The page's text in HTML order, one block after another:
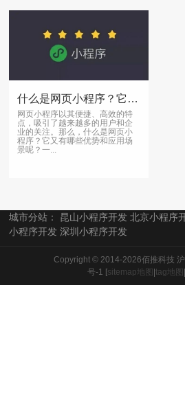
什么是网页小程序？它又有哪些优势和应用场景？
网页小程序以其便捷、高效的特
点，吸引了越来越多的用户和企
业的关注。那么，什么是网页小
程序？它又有哪些优势和应用场
景呢？一...
城市分站： 昆山小程序开发 北京小程序
小程序开发 深圳小程序开发
Copyright © 2014-2026佰推科技
号-1 [sitemap地图 tag地图